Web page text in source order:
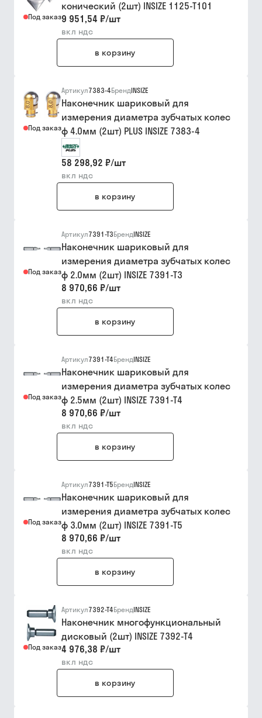
Под заказ
конический (2шт) INSIZE 1125-T101
9 951,54 ₽/шт
вкл ндс
в корзину
Под заказ
Артикул7383-4БрендINSIZE
Наконечник шариковый для
измерения диаметра зубчатых колес
ф 4.0мм (2шт) PLUS INSIZE 7383-4
58 298,92 ₽/шт
вкл ндс
в корзину
Под заказ
Артикул7391-T3БрендINSIZE
Наконечник шариковый для
измерения диаметра зубчатых колес
ф 2.0мм (2шт) INSIZE 7391-T3
8 970,66 ₽/шт
вкл ндс
в корзину
Под заказ
Артикул7391-T4БрендINSIZE
Наконечник шариковый для
измерения диаметра зубчатых колес
ф 2.5мм (2шт) INSIZE 7391-T4
8 970,66 ₽/шт
вкл ндс
в корзину
Под заказ
Артикул7391-T5БрендINSIZE
Наконечник шариковый для
измерения диаметра зубчатых колес
ф 3.0мм (2шт) INSIZE 7391-T5
8 970,66 ₽/шт
вкл ндс
в корзину
Под заказ
Артикул7392-T4БрендINSIZE
Наконечник многофункциональный
дисковый (2шт) INSIZE 7392-T4
4 976,38 ₽/шт
вкл ндс
в корзину